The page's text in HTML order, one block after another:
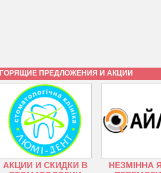
ГОРЯЩИЕ ПРЕДЛОЖЕНИЯ И АКЦИИ
АКЦИИ И СКИДКИ В
НЕЗМІННА